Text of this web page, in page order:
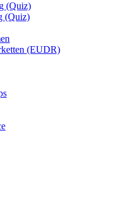
(Quiz)
(Quiz)
(EUDR)